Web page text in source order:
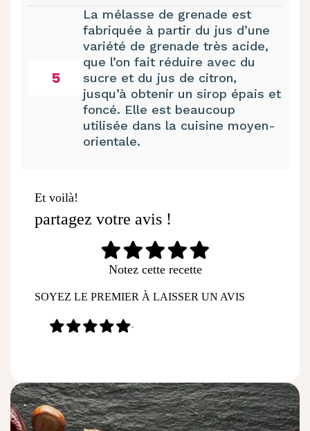
5
La mélasse de grenade est
fabriquée à partir du jus d’une
variété de grenade très acide,
que l’on fait réduire avec du
sucre et du jus de citron,
jusqu’à obtenir un sirop épais et
foncé. Elle est beaucoup
utilisée dans la cuisine moyen-
orientale.
Et voilà!
partagez votre avis !
Notez cette recette
SOYEZ LE PREMIER À LAISSER UN AVIS
-